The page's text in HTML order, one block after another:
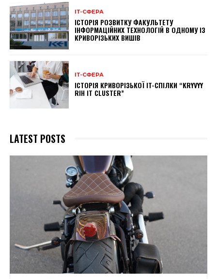
ІТ-СФЕРА
ІСТОРІЯ РОЗВИТКУ ФАКУЛЬТЕТУ
ІНФОРМАЦІЙНИХ ТЕХНОЛОГІЙ В ОДНОМУ ІЗ
КРИВОРІЗЬКИХ ВИШІВ
ІТ-СФЕРА
ІСТОРІЯ КРИВОРІЗЬКОЇ IT-СПІЛКИ “KRYVYY
RIH IT CLUSTER”
LATEST POSTS